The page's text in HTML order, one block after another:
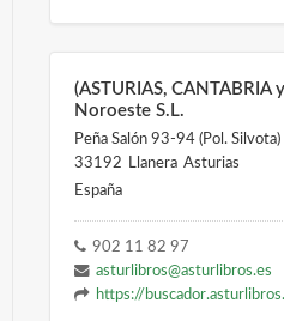
(ASTURIAS, CANTABRIA
Noroeste S.L.
Peña Salón 93-94 (Pol. Silvota)
33192
Llanera Asturias
España
902 11 82 97
asturlibros@asturlibros.es
https://